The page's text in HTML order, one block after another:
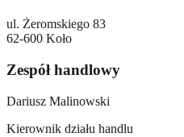
ul. Żeromskiego 83
62-600 Koło
Zespół handlowy
Dariusz Malinowski
Kierownik działu handlu